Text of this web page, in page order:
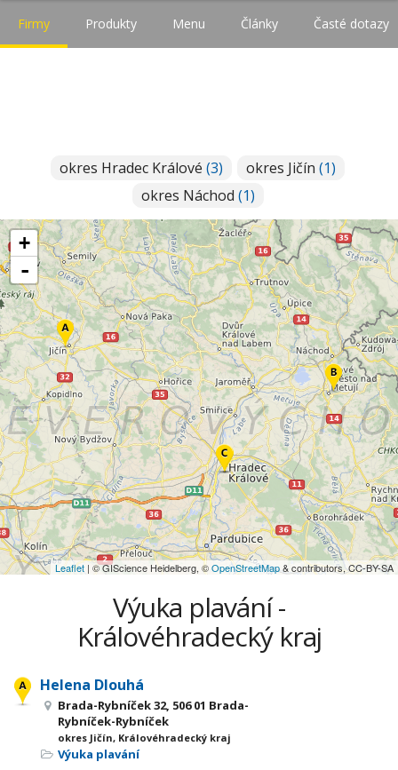
Firmy Produkty Menu Články Časté dotazy
okres Hradec Králové (3) okres Jičín (1)
okres Náchod (1)
+
-
Leaflet | © GIScience Heidelberg, ©OpenStreetMap& contributors, CC-BY-SA
Výuka plavání -
Královéhradecký kraj
Helena Dlouhá
Brada-Rybníček 32, 506 01 Brada-
Rybníček-Rybníček
okres Jičín, Královéhradecký kraj
Výuka plavání